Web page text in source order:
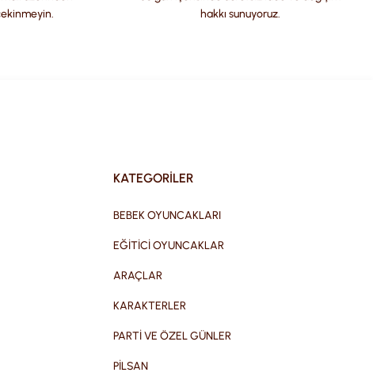
hakkı sunuyoruz.
KATEGORİLER
BEBEK OYUNCAKLARI
EĞİTİCİ OYUNCAKLAR
ARAÇLAR
KARAKTERLER
PARTİ VE ÖZEL GÜNLER
PİLSAN